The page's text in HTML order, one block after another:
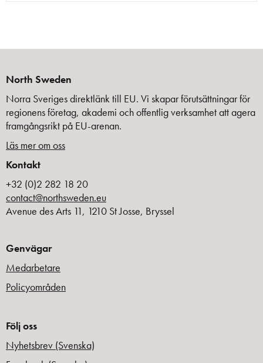
North Sweden
Norra Sveriges direktlänk till EU. Vi skapar förutsättningar för
regionens företag, akademi och offentlig verksamhet att agera
framgångsrikt på EU-arenan.
Läs mer om oss
Kontakt
+32 (0)2 282 18 20
contact@northsweden.eu
Avenue des Arts 11, 1210 St Josse, Bryssel
Genvägar
Medarbetare
Policyområden
Följ oss
Nyhetsbrev (Svenska)